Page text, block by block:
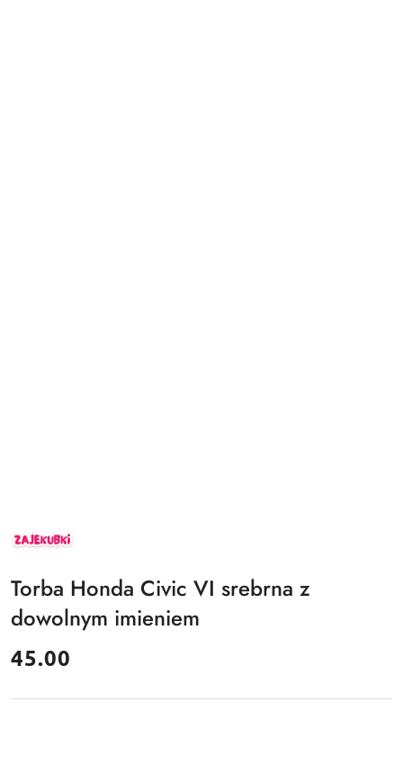
ZAJEKUBKI
Torba Honda Civic VI srebrna z
dowolnym imieniem
cena:
45.00